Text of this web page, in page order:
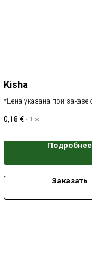
Kisha
*Цена указана при заказе от
0,18 € / 1 pc
Подробнее
Заказать